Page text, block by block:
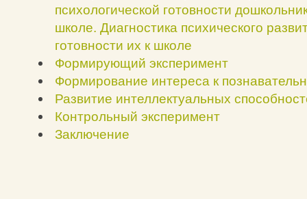
психологической готовности
школе. Диагностика психического
готовности их к школе
Формирующий эксперимент
Формирование интереса к
Развитие интеллектуальных
Контрольный эксперимент
Заключение